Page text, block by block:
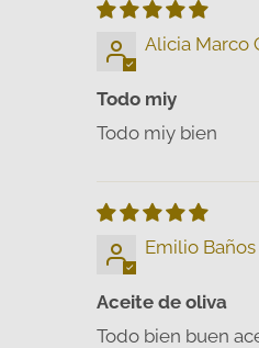
Alicia Marco
Todo miy
Todo miy bien
Emilio
Aceite de oliva
Todo bien buen